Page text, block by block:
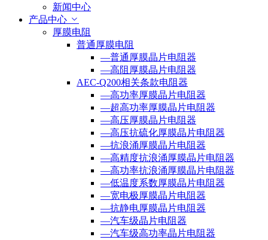
新闻中心
产品中心
厚膜电阻
普通厚膜电阻
—普通厚膜晶片电阻器
—高阻厚膜晶片电阻器
AEC-Q200相关条款电阻器
—高功率厚膜晶片电阻器
—超高功率厚膜晶片电阻器
—高压厚膜晶片电阻器
—高压抗硫化厚膜晶片电阻器
—抗浪涌厚膜晶片电阻器
—高精度抗浪涌厚膜晶片电阻器
—高功率抗浪涌厚膜晶片电阻器
—低温度系数厚膜晶片电阻器
—宽电极厚膜晶片电阻器
—抗静电厚膜晶片电阻器
—汽车级晶片电阻器
—汽车级高功率晶片电阻器